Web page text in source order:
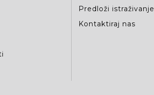
Predloži istraživanje
Kontaktiraj nas